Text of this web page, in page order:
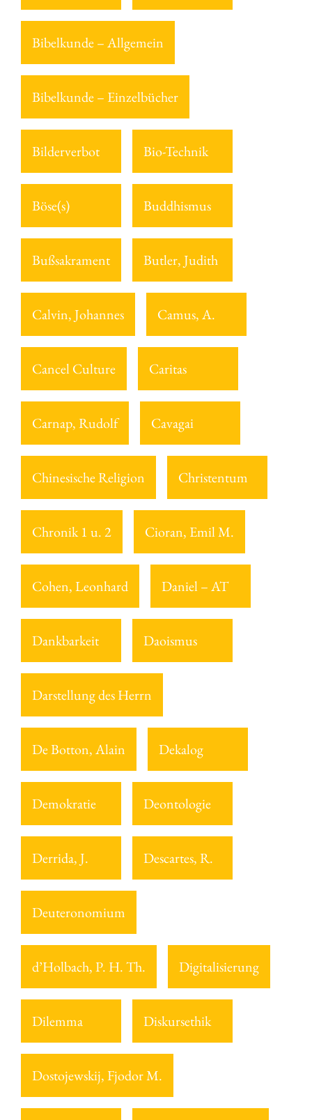
Bibelkunde – Allgemein
Bibelkunde – Einzelbücher
Bilderverbot Bio-Technik
Böse(s) Buddhismus
Bußsakrament Butler, Judith
Calvin, Johannes Camus, A.
Cancel Culture Caritas
Carnap, Rudolf Cavagai
Chinesische Religion Christentum
Chronik 1 u. 2 Cioran, Emil M.
Cohen, Leonhard Daniel – AT
Dankbarkeit Daoismus
Darstellung des Herrn
De Botton, Alain Dekalog
Demokratie Deontologie
Derrida, J. Descartes, R.
Deuteronomium
d’Holbach, P. H. Th. Digitalisierung
Dilemma Diskursethik
Dostojewskij, Fjodor M.